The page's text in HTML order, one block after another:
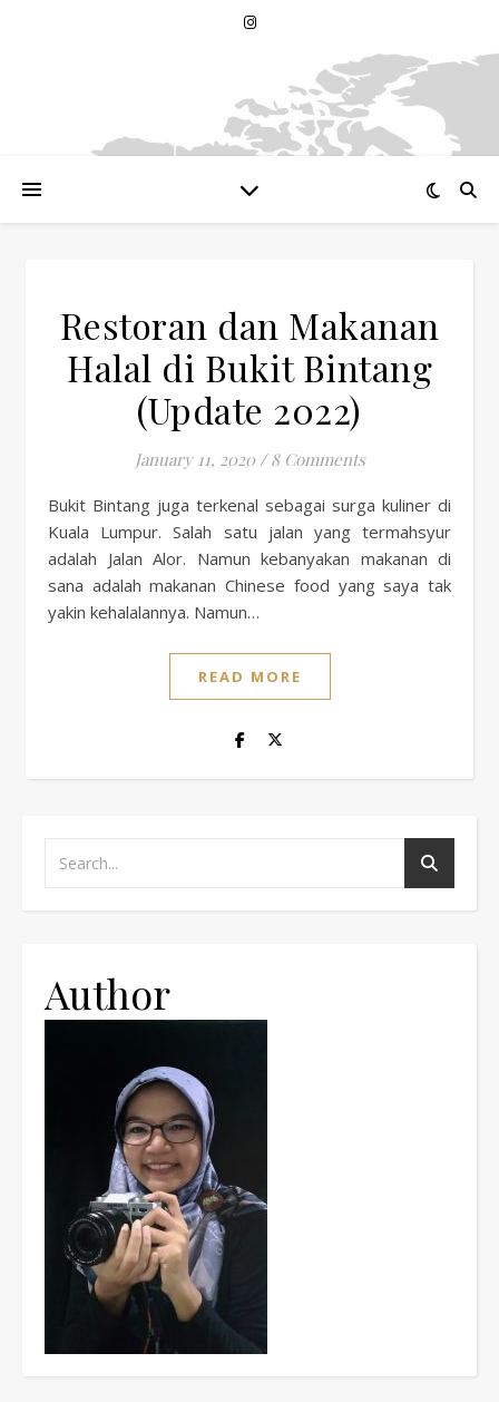
Restoran dan Makanan
Halal di Bukit Bintang
(Update 2022)
January 11, 2020 / 8 Comments
Bukit Bintang juga terkenal sebagai surga kuliner di
Kuala Lumpur. Salah satu jalan yang termahsyur
adalah Jalan Alor. Namun kebanyakan makanan di
sana adalah makanan Chinese food yang saya tak
yakin kehalalannya. Namun…
READ MORE
Author